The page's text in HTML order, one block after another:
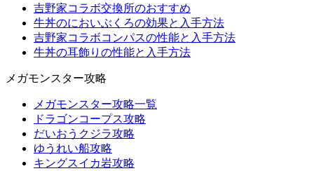
吉野家コラボ交換所のおすすめ
牛丼のにおいぶくろの効果と入手方法
吉野家コラボコンパスの性能と入手方法
牛丼の耳飾りの性能と入手方法
メガモンスター攻略
メガモンスター攻略一覧
ドラゴンコープス攻略
だいおうクジラ攻略
ゆうれい船攻略
キングスイカ岩攻略